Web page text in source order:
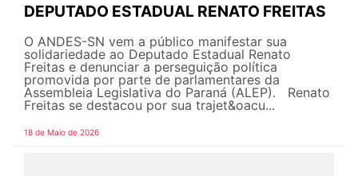
DEPUTADO ESTADUAL RENATO FREITAS
O ANDES-SN vem a público manifestar sua
solidariedade ao Deputado Estadual Renato
Freitas e denunciar a perseguição política
promovida por parte de parlamentares da
Assembleia Legislativa do Paraná (ALEP). Renato
Freitas se destacou por sua trajet&oacu...
18 de Maio de 2026